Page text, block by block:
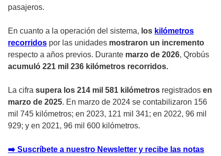
pasajeros.
En cuanto a la operación del sistema, los kilómetros
recorridos por las unidades mostraron un incremento
respecto a años previos. Durante marzo de 2026, Qrobús
acumuló 221 mil 236 kilómetros recorridos.
La cifra supera los 214 mil 581 kilómetros registrados en
marzo de 2025. En marzo de 2024 se contabilizaron 156
mil 745 kilómetros; en 2023, 121 mil 341; en 2022, 96 mil
929; y en 2021, 96 mil 600 kilómetros.
➡️ Suscríbete a nuestro Newsletter y recibe las notas